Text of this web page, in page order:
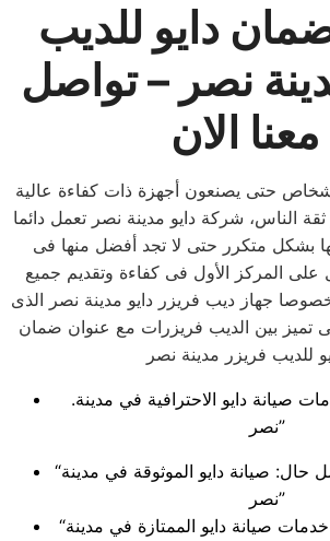
دايو للديب
نصر – تواصل
معنا الان
حتى يصنعون أجهزة ذات كفاءة عالية
الناس، شركة دايو مدينة نصر تعمل دائما
بشكل متكرر حتى لا تجد أفضل منها فى
على المركز الأول فى كفاءة وتقديم جميع
وخصوصا جهاز ديب فريزر دايو مدينة نصر الذى
تميز بين الديب فريزرات مع عنوان ضمان
للديب فريزر مدينة نصر
.كفاءة مضمونة: خدمات صيانة دايو الاحترافية في مدينة
نصر”
“إبقاء الأجهزة في أفضل حال: صيانة دايو الموثوقة في مدينة
نصر”
“تخلص من المتاعب: خدمات صيانة دايو الممتازة في مدينة